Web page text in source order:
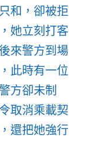
和，卻被拒
她立刻打客
來警方到場
此時有一位
方卻未制
取消乘載契
還把她強行